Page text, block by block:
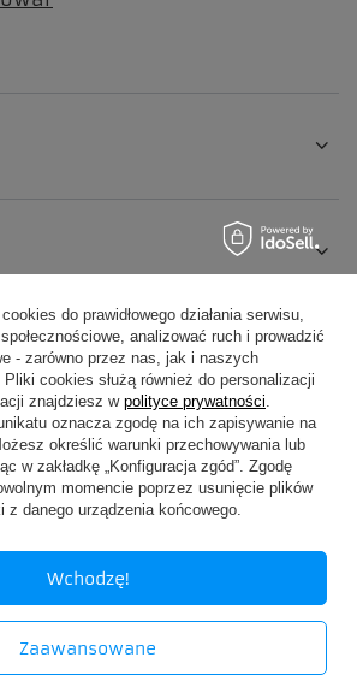
ceny brutto (z VAT).
do prawidłowego działania serwisu,
analizować ruch i prowadzić
- zarówno przez nas, jak i naszych
cookies służą również do personalizacji
znajdziesz w polityce prywatności.
oznacza zgodę na ich zapisywanie na
określić warunki przechowywania lub
w zakładkę „Konfiguracja zgód”. Zgodę
momencie poprzez usunięcie plików
z danego urządzenia końcowego.
Zaawansowane
Wchodzę!